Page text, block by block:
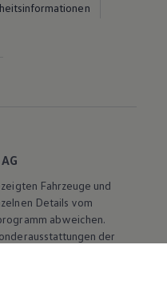
Fahrzeuge und
Details vom
abweichen.
der